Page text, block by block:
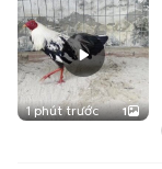
1 phút trước 1